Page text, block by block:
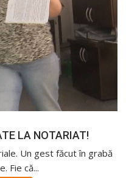
LA NOTARIAT!
Un gest făcut în grabă
Fie că...